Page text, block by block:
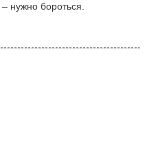
нужно бороться.